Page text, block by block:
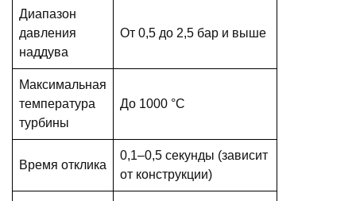
Диапазон
давления
наддува
От 0,5 до 2,5 бар и выше
Максимальная
температура
турбины
До 1000 °C
Время отклика
0,1–0,5 секунды (зависит
от конструкции)